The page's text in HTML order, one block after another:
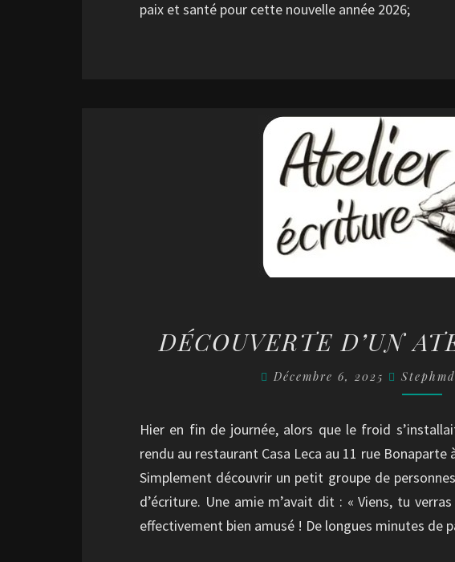
paix et santé pour cette nouvelle année 2026;
DÉCOUVERTE D’UN
Décembre 6, 2025
Hier en fin de journée, alors que le froid
rendu au restaurant Casa Leca au 11 rue Bonaparte
Simplement découvrir un petit groupe de
d’écriture. Une amie m’avait dit : « Viens, tu
effectivement bien amusé ! De longues minutes de